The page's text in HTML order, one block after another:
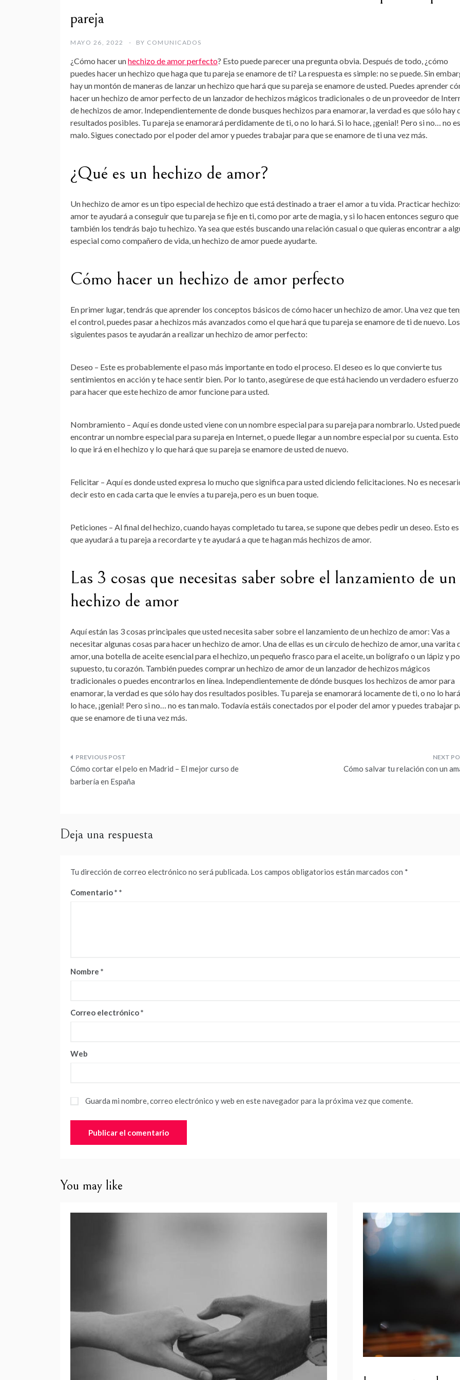
pareja
MAYO 26, 2022 BY COMUNICADOS
¿Cómo hacer unhechizo de amor perfecto? Esto puede parecer una pregunta obvia. Después de todo, ¿cómo
puedes hacer un hechizo que haga que tu pareja se enamore de ti? La respuesta es simple: no se puede. Sin
hay un montón de maneras de lanzar un hechizo que hará que su pareja se enamore de usted. Puedes aprender
hacer un hechizo de amor perfecto de un lanzador de hechizos mágicos tradicionales o de un proveedor de
de hechizos de amor. Independientemente de donde busques hechizos para enamorar, la verdad es que sólo hay
resultados posibles. Tu pareja se enamorará perdidamente de ti, o no lo hará. Si lo hace, ¡genial! Pero si no… no
malo. Sigues conectado por el poder del amor y puedes trabajar para que se enamore de ti una vez más.
¿Qué es un hechizo de amor?
Un hechizo de amor es un tipo especial de hechizo que está destinado a traer el amor a tu vida. Practicar
amor te ayudará a conseguir que tu pareja se fije en ti, como por arte de magia, y si lo hacen entonces seguro que
también los tendrás bajo tu hechizo. Ya sea que estés buscando una relación casual o que quieras encontrar a
especial como compañero de vida, un hechizo de amor puede ayudarte.
Cómo hacer un hechizo de amor perfecto
En primer lugar, tendrás que aprender los conceptos básicos de cómo hacer un hechizo de amor. Una vez que
el control, puedes pasar a hechizos más avanzados como el que hará que tu pareja se enamore de ti de nuevo. Los
siguientes pasos te ayudarán a realizar un hechizo de amor perfecto:
Deseo – Este es probablemente el paso más importante en todo el proceso. El deseo es lo que convierte tus
sentimientos en acción y te hace sentir bien. Por lo tanto, asegúrese de que está haciendo un verdadero esfuerzo
para hacer que este hechizo de amor funcione para usted.
Nombramiento – Aquí es donde usted viene con un nombre especial para su pareja para nombrarlo. Usted
encontrar un nombre especial para su pareja en Internet, o puede llegar a un nombre especial por su cuenta. Esto
lo que irá en el hechizo y lo que hará que su pareja se enamore de usted de nuevo.
Felicitar – Aquí es donde usted expresa lo mucho que significa para usted diciendo felicitaciones. No es
decir esto en cada carta que le envíes a tu pareja, pero es un buen toque.
Peticiones – Al final del hechizo, cuando hayas completado tu tarea, se supone que debes pedir un deseo. Esto
que ayudará a tu pareja a recordarte y te ayudará a que te hagan más hechizos de amor.
Las 3 cosas que necesitas saber sobre el lanzamiento de un
hechizo de amor
Aquí están las 3 cosas principales que usted necesita saber sobre el lanzamiento de un hechizo de amor: Vas a
necesitar algunas cosas para hacer un hechizo de amor. Una de ellas es un círculo de hechizo de amor, una varita
amor, una botella de aceite esencial para el hechizo, un pequeño frasco para el aceite, un bolígrafo o un lápiz y
supuesto, tu corazón. También puedes comprar un hechizo de amor de un lanzador de hechizos mágicos
tradicionales o puedes encontrarlos en línea. Independientemente de dónde busques los hechizos de amor para
enamorar, la verdad es que sólo hay dos resultados posibles. Tu pareja se enamorará locamente de ti, o no lo
lo hace, ¡genial! Pero si no… no es tan malo. Todavía estáis conectados por el poder del amor y puedes trabajar
que se enamore de ti una vez más.
Navegación
de
Cómo cortar el pelo en Madrid – El mejor curso de
barbería en España
Cómo salvar tu relación con un
Deja una respuesta
Tu dirección de correo electrónico no será publicada. Los campos obligatorios están marcados con *
Comentario*
Nombre *
Correo electrónico*
Web
Guarda mi nombre, correo electrónico y web en este navegador para la próxima vez que comente.
You may like